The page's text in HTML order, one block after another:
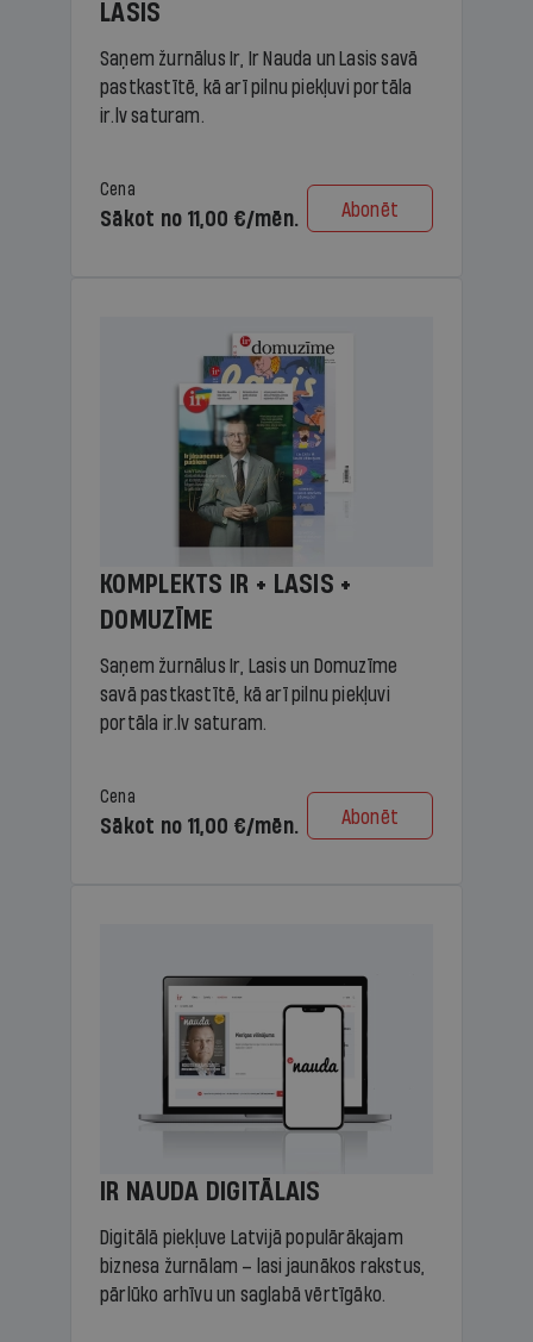
LASIS
Saņem žurnālus Ir, Ir Nauda un Lasis savā
pastkastītē, kā arī pilnu piekļuvi portāla
ir.lv saturam.
Cena
Sākot no 11,00 €/mēn. Abonēt
KOMPLEKTS IR + LASIS +
DOMUZĪME
Saņem žurnālus Ir, Lasis un Domuzīme
savā pastkastītē, kā arī pilnu piekļuvi
portāla ir.lv saturam.
Cena
Sākot no 11,00 €/mēn. Abonēt
IR NAUDA DIGITĀLAIS
Digitālā piekļuve Latvijā populārākajam
biznesa žurnālam – lasi jaunākos rakstus,
pārlūko arhīvu un saglabā vērtīgāko.